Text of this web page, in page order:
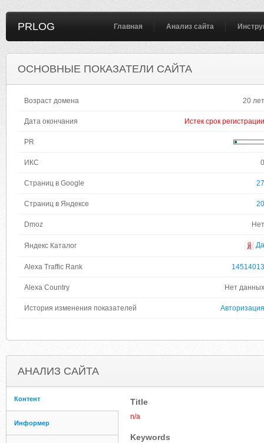
PRLOG Главная Анализ сайта
ОСНОВНЫЕ ПОКАЗАТЕЛИ САЙТА
Возраст домена 20 лет
Дата окончания Истек срок регистрации
PR
ИКС 0
Страниц в Google 27
Страниц в Яндексе 20
Dmoz Нет
Яндекс Каталог Да
Alexa Traffic Rank 14514013
Alexa Country Нет данных
История изменения показателей Авторизация
АНАЛИЗ САЙТА
Контент
Информер
Title
n/a
Keywords